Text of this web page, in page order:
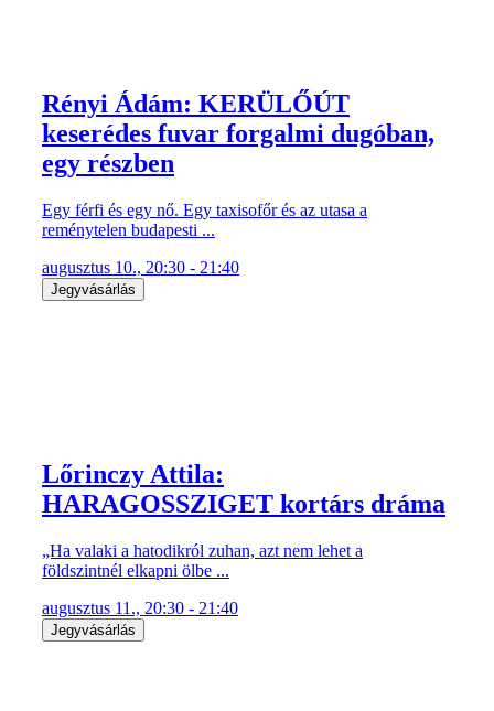
Rényi Ádám: KERÜLŐÚT
keserédes fuvar forgalmi dugóban,
egy részben
Egy férfi és egy nő. Egy taxisofőr és az utasa a
reménytelen budapesti ...
augusztus 10., 20:30 - 21:40
Jegyvásárlás
Lőrinczy Attila:
HARAGOSSZIGET kortárs dráma
„Ha valaki a hatodikról zuhan, azt nem lehet a
földszintnél elkapni ölbe ...
augusztus 11., 20:30 - 21:40
Jegyvásárlás